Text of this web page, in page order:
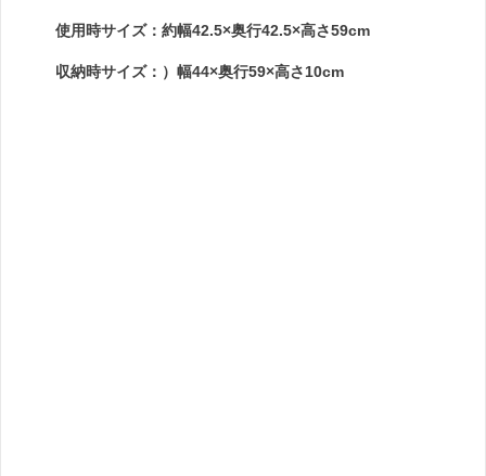
使用時サイズ：約幅42.5×奥行42.5×高さ59cm
収納時サイズ：）幅44×奥行59×高さ10cm